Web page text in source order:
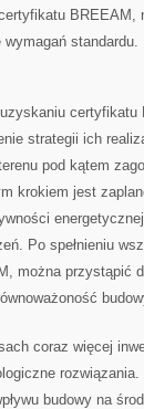
BREEAM,
standardu.
strategii ich
‍pod kątem​
krokiem jest
Po spełnieniu
można przystąpić
coraz więcej
budowy na⁢